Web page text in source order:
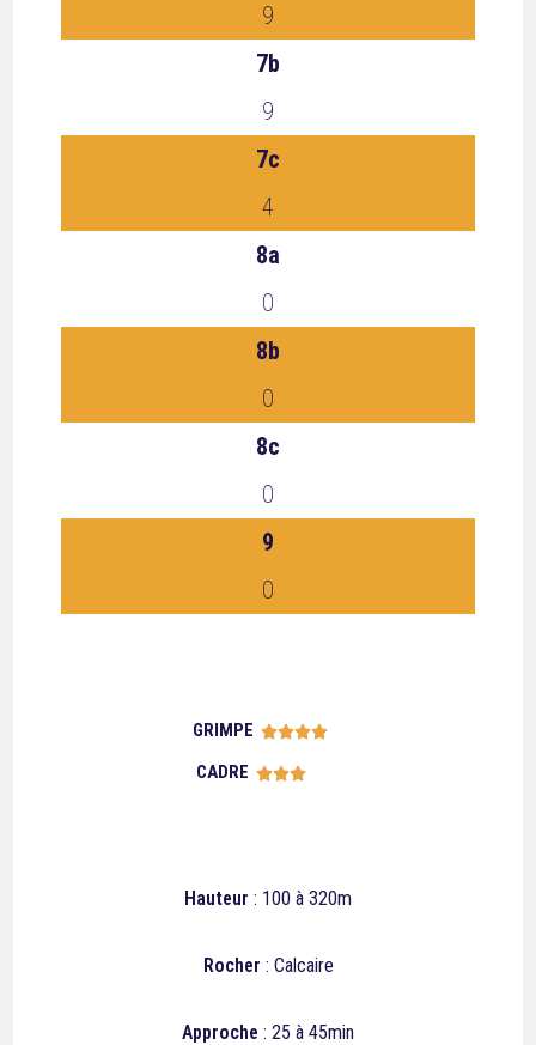
9
7b
9
7c
4
8a
0
8b
0
8c
0
9
0
GRIMPE 
CADRE 
Hauteur : 100 à 320m
Rocher : Calcaire
Approche : 25 à 45min